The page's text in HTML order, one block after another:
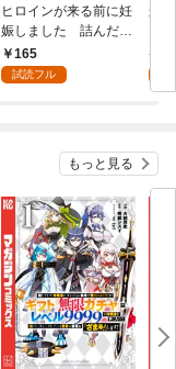
ヒロインが来る前に妊
娠しました 詰んだは
ずの悪役令嬢ですが、
どうやら違うようです
165
試読フル
か
もっと見る